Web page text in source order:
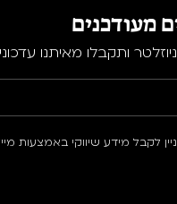
מעודכנים
ותקבלו מאיתנו
לקבל מידע שיווקי באמצעות